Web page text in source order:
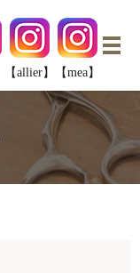
メ
【allier】 【mea】